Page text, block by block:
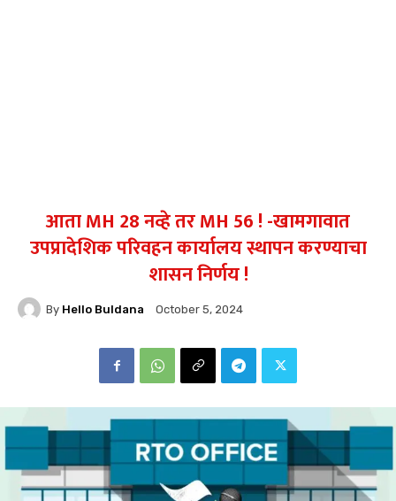
आता MH 28 नव्हे तर MH 56 ! -खामगावात
उपप्रादेशिक परिवहन कार्यालय स्थापन करण्याचा
शासन निर्णय !
By Hello Buldana October 5, 2024